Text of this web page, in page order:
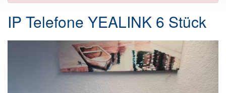
IP Telefone YEALINK 6 Stück